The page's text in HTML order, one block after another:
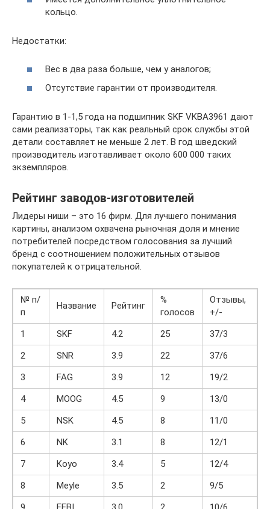
кольцо.
Недостатки:
Вес в два раза больше, чем у аналогов;
Отсутствие гарантии от производителя.
Гарантию в 1-1,5 года на подшипник SKF VKBA3961 дают
сами реализаторы, так как реальный срок службы этой
детали составляет не меньше 2 лет. В год шведский
производитель изготавливает около 600 000 таких
экземпляров.
Рейтинг заводов-изготовителей
Лидеры ниши – это 16 фирм. Для лучшего понимания
картины, анализом охвачена рыночная доля и мнение
потребителей посредством голосования за лучший
бренд с соотношением положительных отзывов
покупателей к отрицательной.
№ п/
п
Название Рейтинг
%
голосов
Отзывы,
+/-
1
SKF 4.2 25
37/3
2
SNR 3.9 22
37/6
3
FAG 3.9 12
19/2
4
MOOG 4.5 9
13/0
5
NSK 4.5 8
11/0
6
NK 3.1 8
12/1
7
Koyo 3.4 5
12/4
8
Meyle 3.5 2
9/5